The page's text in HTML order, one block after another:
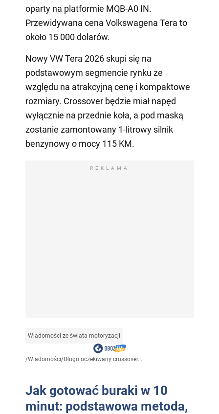
oparty na platformie MQB-A0 IN.
Przewidywana cena Volkswagena Tera to
około 15 000 dolarów.
Nowy VW Tera 2026 skupi się na
podstawowym segmencie rynku ze
względu na atrakcyjną cenę i kompaktowe
rozmiary. Crossover będzie miał napęd
wyłącznie na przednie koła, a pod maską
zostanie zamontowany 1-litrowy silnik
benzynowy o mocy 115 KM.
REKLAMA
Wiadomości ze świata motoryzacji
/Wiadomości/Długo oczekiwany crossover...
Jak gotować buraki w 10
minut: podstawowa metoda,